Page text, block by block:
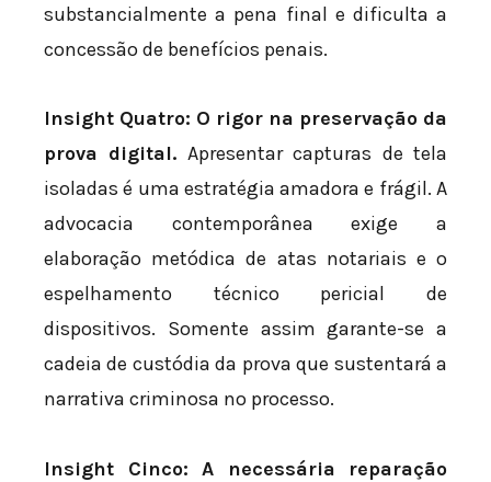
substancialmente a pena final e dificulta a
concessão de benefícios penais.
Insight Quatro: O rigor na preservação da
prova digital. Apresentar capturas de tela
isoladas é uma estratégia amadora e frágil. A
advocacia contemporânea exige a
elaboração metódica de atas notariais e o
espelhamento técnico pericial de
dispositivos. Somente assim garante-se a
cadeia de custódia da prova que sustentará a
narrativa criminosa no processo.
Insight Cinco: A necessária reparação